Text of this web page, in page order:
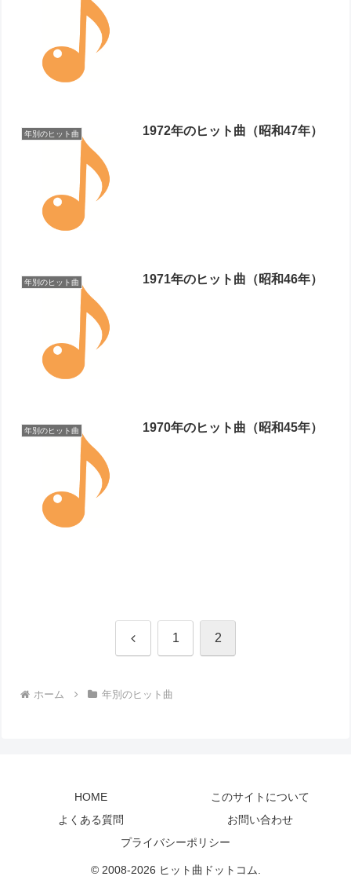
年別のヒット曲 1972年のヒット曲（昭和47年）
年別のヒット曲 1971年のヒット曲（昭和46年）
年別のヒット曲 1970年のヒット曲（昭和45年）
前 1 2
ホーム 年別のヒット曲
HOME
このサイトについて
よくある質問
お問い合わせ
プライバシーポリシー
© 2008-2026 ヒット曲ドットコム.